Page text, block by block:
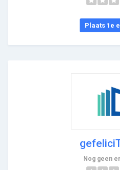
Plaats 1e
Nog geen